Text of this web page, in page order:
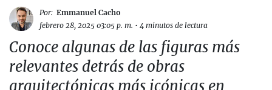
Por: Emmanuel Cacho
febrero 28, 2025 03:05 p. m. • 4 minutos de lectura
Conoce algunas de las figuras más
relevantes detrás de obras
arquitectónicas más icónicas en